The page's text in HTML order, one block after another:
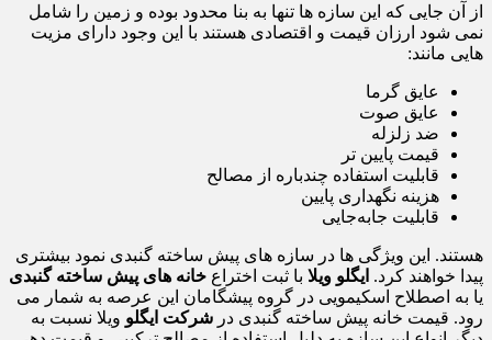
از آن جایی که این سازه ها تنها به بنا محدود بوده و زمین را شامل
نمی شود ارزان قیمت و اقتصادی هستند با این وجود دارای مزیت
هایی مانند:
عایق گرما
عایق صوت
ضد زلزله
قیمت پایین تر
قابلیت استفاده چندباره از مصالح
هزینه نگهداری پایین
قابلیت جابه‌جایی
هستند. این ویژگی ها در سازه های پیش ساخته گنبدی نمود بیشتری
پیدا خواهند کرد. ایگلو ویلا با ثبت اختراع خانه های پیش ساخته گنبدی
یا به اصطلاح اسکیمویی در گروه پیشگامان این عرصه به شمار می
رود. قیمت خانه پیش ساخته گنبدی در شرکت ایگلو ویلا نسبت به